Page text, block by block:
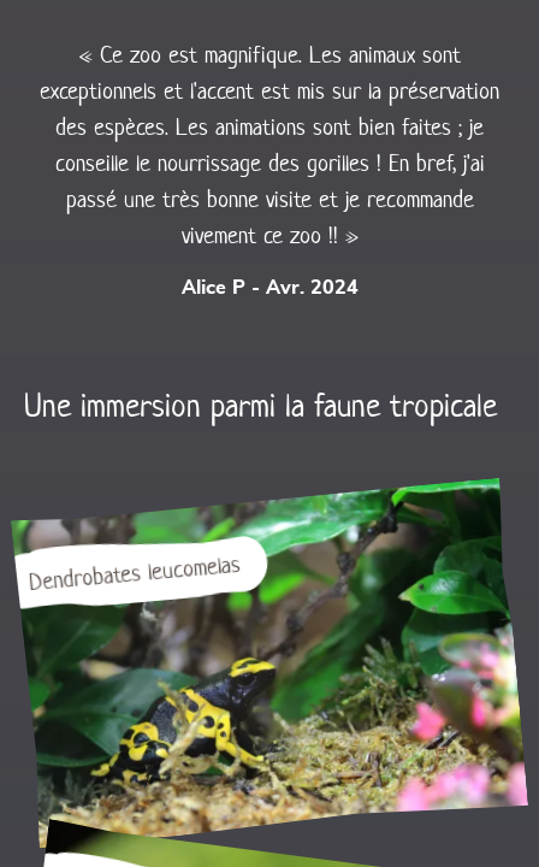
« Ce zoo est magnifique. Les animaux sont
exceptionnels et l'accent est mis sur la préservation
des espèces. Les animations sont bien faites ; je
conseille le nourrissage des gorilles ! En bref, j'ai
passé une très bonne visite et je recommande
vivement ce zoo !! »
Alice P - Avr. 2024
Une immersion parmi la faune tropicale
Dendrobates leucomelas